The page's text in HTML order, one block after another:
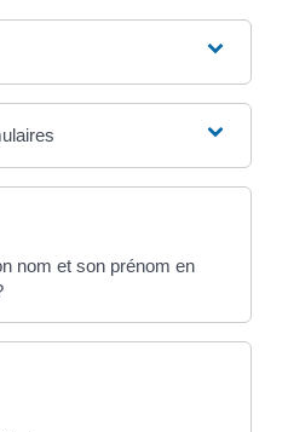
nom et son prénom en